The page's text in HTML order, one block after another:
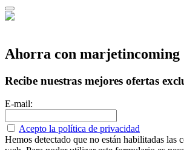
Ahorra con marjetincoming
Recibe nuestras mejores ofertas
E-mail:
Acepto la política de privacidad
Hemos detectado que no están habilitadas las